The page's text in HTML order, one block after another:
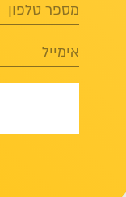
מספר טלפון
אימייל